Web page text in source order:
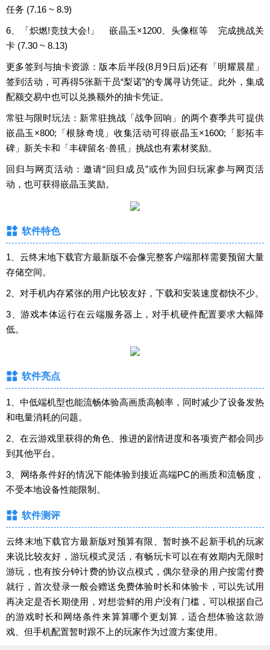
任务 (7.16 ~ 8.9)
6、「炽燃!竞技大会!」 嵌晶玉×1200、头像框等 完成挑战关
卡 (7.30 ~ 8.13)
更多签到与抽卡资源：版本后半段(8月9日后)还有「明耀晨星」
签到活动，可再得5张新干员“梨诺”的专属寻访凭证。此外，集成
配额交易中也可以兑换额外的抽卡凭证。
常驻与限时玩法：新常驻挑战「战争回响」的两个赛季共可提供
嵌晶玉×800;「根脉奇境」收集活动可得嵌晶玉×1600;「影拓丰
碑」新关卡和「丰碑留名·兽犼」挑战也有素材奖励。
回归与网页活动：邀请“回归成员”或作为回归玩家参与网页活
动，也可获得嵌晶玉奖励。
软件特色
1、云终末地下载官方最新版不会像完整客户端那样需要预留大量
存储空间。
2、对手机内存紧张的用户比较友好，下载和安装速度都快不少。
3、游戏本体运行在云端服务器上，对手机硬件配置要求大幅降
低。
软件亮点
1、中低端机型也能流畅体验高画质高帧率，同时减少了设备发热
和电量消耗的问题。
2、在云游戏里获得的角色、推进的剧情进度和各项资产都会同步
到其他平台。
3、网络条件好的情况下能体验到接近高端PC的画质和流畅度，
不受本地设备性能限制。
软件测评
云终末地下载官方最新版对预算有限、暂时换不起新手机的玩家
来说比较友好，游玩模式灵活，有畅玩卡可以在有效期内无限时
游玩，也有按分钟计费的协议点模式，偶尔登录的用户按需付费
就行，首次登录一般会赠送免费体验时长和体验卡，可以先试用
再决定是否长期使用，对想尝鲜的用户没有门槛，可以根据自己
的游戏时长和网络条件来算算哪个更划算，适合想体验这款游
戏、但手机配置暂时跟不上的玩家作为过渡方案使用。